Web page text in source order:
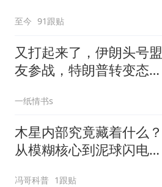
至今 91跟贴
又打起来了，伊朗头号盟
友参战，特朗普转变态
一纸情书s
木星内部究竟藏着什么？
从模糊核心到泥球闪电，
冯哥科普 1跟贴